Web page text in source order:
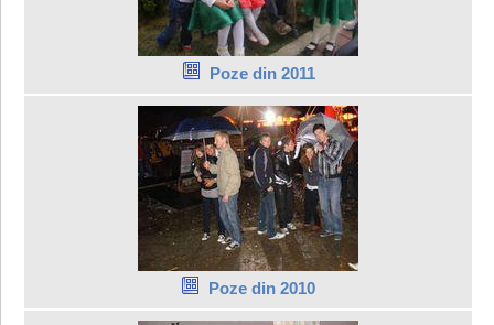
Poze din 2011
Poze din 2010